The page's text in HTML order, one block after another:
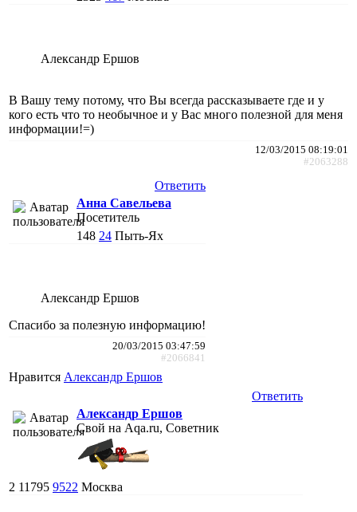
Александр Ершов
В Вашу тему потому, что Вы всегда рассказываете где и у
кого есть что то необычное и у Вас много полезной для меня
информации!=)
12/03/2015 08:19:01
#2063288
Ответить
Анна Савельева
Посетитель
148 24 Пыть-Ях
Александр Ершов
Спасибо за полезную информацию!
20/03/2015 03:47:59
#2066841
Нравится Александр Ершов
Ответить
Александр Ершов
Свой на Aqa.ru, Советник
2 11795 9522 Москва